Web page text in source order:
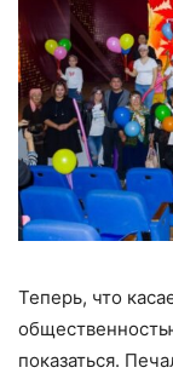
Теперь, что
показаться.